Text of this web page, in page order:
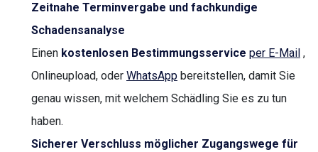
Zeitnahe Terminvergabe und fachkundige
Schadensanalyse
Einen kostenlosen Bestimmungsservice per E-Mail ,
Onlineupload, oder WhatsApp bereitstellen, damit Sie
genau wissen, mit welchem Schädling Sie es zu tun
haben.
Sicherer Verschluss möglicher Zugangswege für